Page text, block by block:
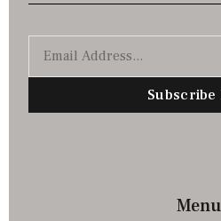
Subscribe
Menu